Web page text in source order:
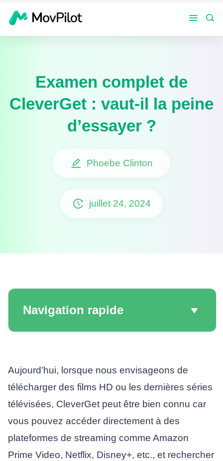
Examen complet de
CleverGet : vaut-il la peine
d’essayer ?
Phoebe Clinton
juillet 24, 2024
Navigation rapide
Aujourd’hui, lorsque nous envisageons de
télécharger des films HD ou les dernières séries
télévisées, CleverGet peut être bien connu car
vous pouvez accéder directement à des
plateformes de streaming comme Amazon
Prime Video, Netflix, Disney+, etc., et rechercher